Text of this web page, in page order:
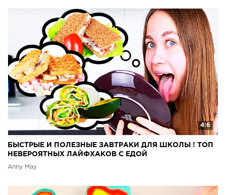
4:6
БЫСТРЫЕ И ПОЛЕЗНЫЕ ЗАВТРАКИ ДЛЯ ШКОЛЫ ! ТОП
НЕВЕРОЯТНЫХ ЛАЙФХАКОВ С ЕДОЙ
Anny May